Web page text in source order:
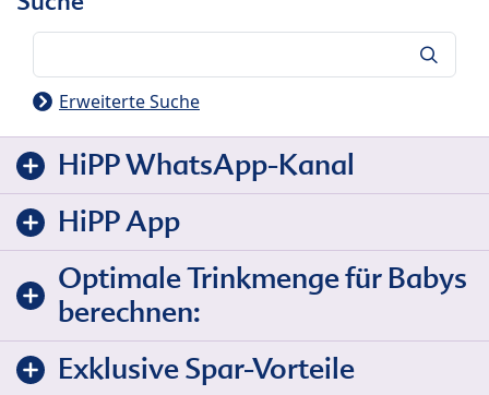
Erweiterte Suche
HiPP WhatsApp-Kanal
HiPP App
Optimale Trinkmenge für Babys
berechnen:
Exklusive Spar-Vorteile